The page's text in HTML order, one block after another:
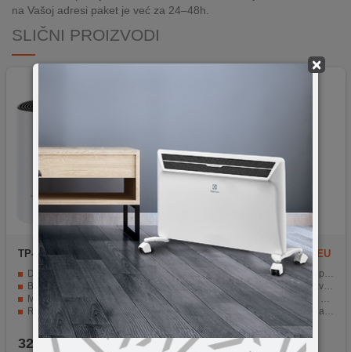
×
na Vašoj adresi paket je već za 24–48h.
SLIČNI PROIZVODI
TP-LINK DECO M4(3-PACK)
Deco Mesh tehnologija za besprijekornu pokrivenost
Brzine do 1167 Mbps za stabilne veze
Mogućnost upravljanja prometom do 100 uređaja
Roditeljski nadzor s jedinstvenim profilima
Jednostavno postavljanje putem aplikacije Deco
329,90 KM
Xiaomi AX3000 Mesh NE EU
Wi-Fi 6 tehnologija za punu pokrivenost
Mrežni sistem s samo popravljanjem
Jednostavna instalacija bez stručnosti
Brzina do 2976Mbps s 2 pojasa
OFDMA tehnologija za manje kašnjenja
149,90KM